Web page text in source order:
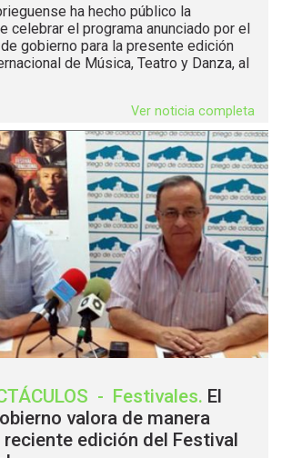
ha hecho público la
celebrar el programa anunciado por el
gobierno para la presente edición
de Música, Teatro y Danza, al
Ver noticia completa
- Festivales. El
valora de manera
edición del Festival